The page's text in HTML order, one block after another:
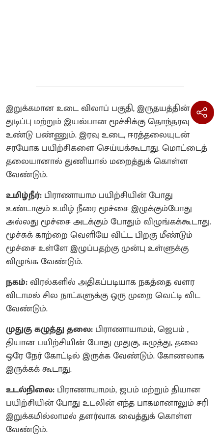
இறுக்கமான உடை விலாப் பகுதி, இருதயத்தின்
துடிப்பு மற்றும் இயல்பான மூச்சிக்கு தொந்தரவு
உண்டு பண்ணும். இரவு உடை, ஈரத்தலையுடன்
சரயோக பயிற்சிகளை செய்யக்கூடாது. மொட்டைத்
தலையானால் துணியால் மறைத்துக் கொள்ள
வேண்டும்.
உமிழ்நீர்: பிராணாயாம பயிற்சியின் போது
உண்டாகும் உமிழ் நீரை மூச்சை இழுக்கும்போது
அல்லது மூச்சை அடக்கும் போதும் விழுங்கக்கூடாது.
மூச்சுக் காற்றை வெளியே விட்ட பிறகு மீண்டும்
மூச்சை உள்ளே இழுப்பதற்கு முன்பு உள்ளுக்கு
விழுங்க வேண்டும்.
நகம்:விரல்களில் அதிகப்படியாக நகத்தை வளர
விடாமல் சில நாட்களுக்கு ஒரு முறை வெட்டி விட
வேண்டும்.
முதுகு கழுத்து தலை: பிராணாயாமம், ஜெபம் ,
தியான பயிற்சியின் போது முதுகு, கழுத்து, தலை
ஒரே நேர் கோட்டில் இருக்க வேண்டும். கோணலாக
இருக்கக் கூடாது.
உடல்நிலை: பிராணாயாமம், ஜபம் மற்றும் தியான
பயிற்சியின் போது உடலின் எந்த பாகமானாலும் சரி
இறுக்கமில்லாமல் தளர்வாக வைத்துக் கொள்ள
வேண்டும்.